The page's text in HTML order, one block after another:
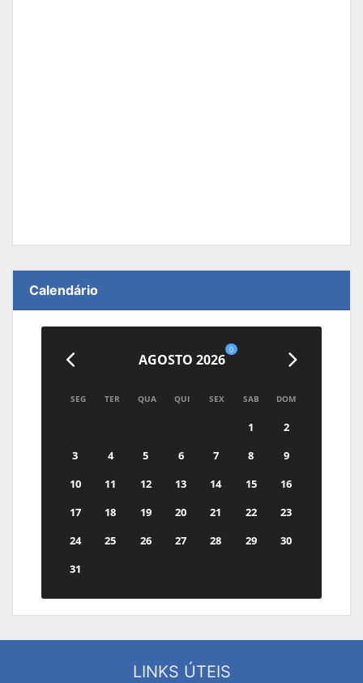
Calendário
AGOSTO 2026
0
SEG TER QUA QUI SEX SAB DOM
1
2
3
4 5 6 7 8
9
10
11 12 13 14 15
16
17
18 19 20 21 22
23
24
25 26 27 28 29
30
31
LINKS ÚTEIS